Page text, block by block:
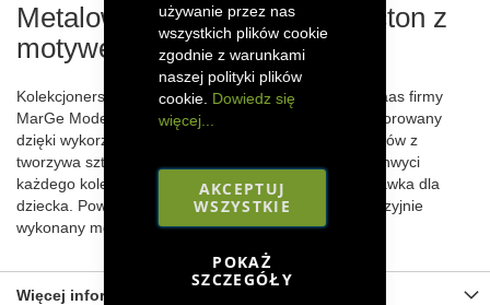
używanie przez nas
wszystkich plików cookie
zgodnie z warunkami
naszej polityki plików
cookie. Dowiedz się
więcej...
AKCEPTUJ
WSZYSTKIE
POKAŻ
SZCZEGÓŁY
Metalowy model naczepy Pacton z
motywem Claas
Kolekcjonerski model naczepy Pacton z motywem Claas firmy
MarGe Models w skali 1:32 został szczegółowo odwzorowany
dzięki wykorzystaniu metalowych części oraz elementów z
tworzywa sztucznego. Efektowny model naczepy zachwyci
każdego kolekcjonera, a także sprawdzi się jako zabawka dla
dziecka. Powiększ swoją kolekcję sprzętu o ten precyzyjnie
wykonany model.
Więcej informacji